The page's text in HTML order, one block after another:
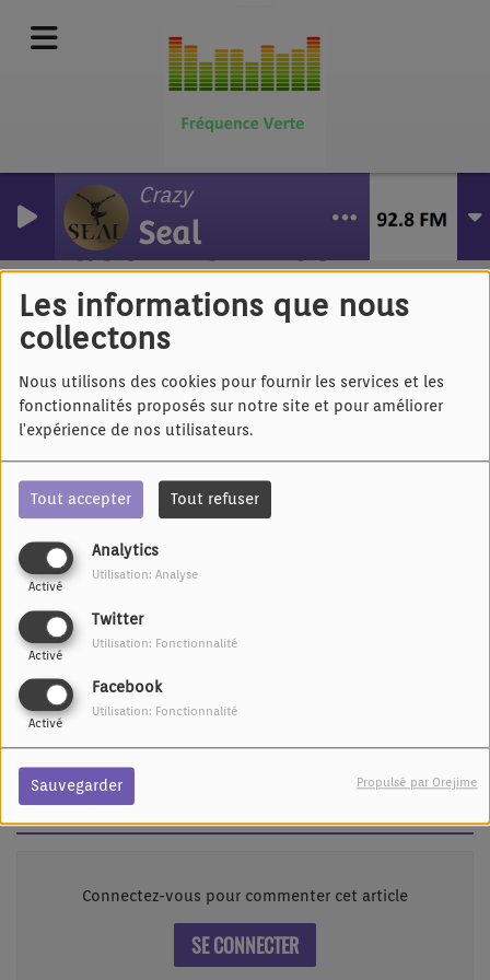
Les informations que nous
collectons
Nous utilisons des cookies pour fournir les services et les
fonctionnalités proposés sur notre site et pour améliorer
l'expérience de nos utilisateurs.
Tout accepter Tout refuser
Analytics
Activé
Utilisation: Analyse
Twitter
Activé
Utilisation: Fonctionnalité
Facebook
Activé
Utilisation: Fonctionnalité
Sauvegarder Propulsé par Orejime
Crazy
Seal
Indochine - Nos
célébrations version
intégrale
28 MAI 2020 - 14326 VUES
Indochine fête ses 40 ans avecNos célébrations
Commentaires(0)
Connectez-vous pour commenter cet article
SE CONNECTER